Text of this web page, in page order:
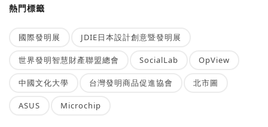
熱門標籤
國際發明展 JDIE日本設計創意暨發明展
世界發明智慧財產聯盟總會 SocialLab OpView
中國文化大學 台灣發明商品促進協會 北市圖
ASUS Microchip